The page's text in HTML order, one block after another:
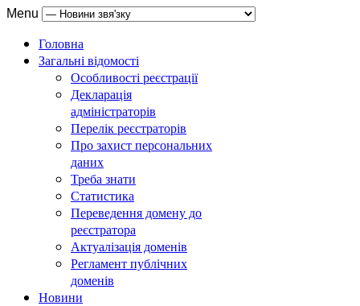
Menu
Головна
Загальні відомості
Особливості реєстрації
Декларація
адміністраторів
Перелік реєстраторів
Про захист персональних
даних
Треба знати
Статистика
Переведення домену до
реєстратора
Актуалізація доменів
Регламент публічних
доменів
Новини